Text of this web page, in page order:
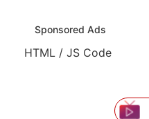
Sponsored Ads
HTML / JS Code